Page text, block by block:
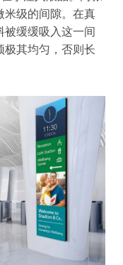
米级的间隙。在真
被缓缓吸入这一间
极其均匀，否则长